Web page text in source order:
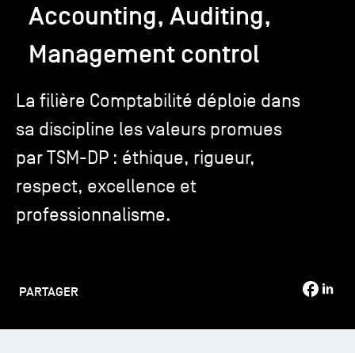
Entreprises
International
TSM-Research
TSM Doctoral Programme
PARTAGER
Accounting, Auditing,
Management control
La filière Comptabilité déploie dans
sa discipline les valeurs promues
par TSM-DP : éthique, rigueur,
respect, excellence et
professionnalisme.